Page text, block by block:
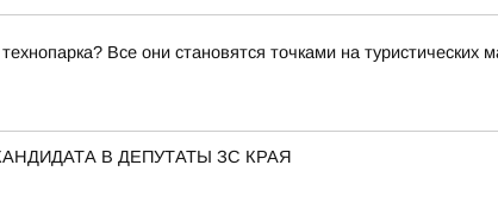
Все они становятся точками на туристических
В ДЕПУТАТЫ ЗС КРАЯ